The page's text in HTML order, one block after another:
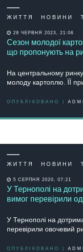
ЖИТТЯ НОВИНИ
28 ЧЕРВНЯ 2023, 21:06
Сезон молодої
що пропонують на
На центральному
молоду картоплю. ЇЇ
ОПУБЛІКОВАНО |
ЖИТТЯ НОВИНИ
5 СЕРПНЯ 2020, 07:21
У Тернополі на
вимог перевірили
У Тернополі на
перевірили овочевий
ОПУБЛІКОВАНО |